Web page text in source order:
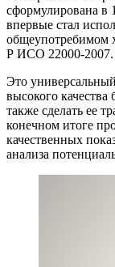
сформулирована в
впервые стал
общеупотребимом
Р ИСО 22000-2007.
Это
высокого
также сделать ее
конечном итоге
качественных
анализа